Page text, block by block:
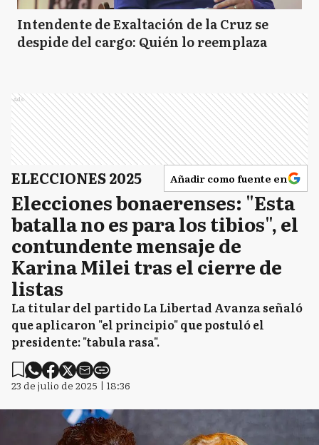
Intendente de Exaltación de la Cruz se
despide del cargo: Quién lo reemplaza
Ads
ELECCIONES 2025 Añadir como fuente en
Elecciones bonaerenses: "Esta
batalla no es para los tibios", el
contundente mensaje de
Karina Milei tras el cierre de
listas
La titular del partido La Libertad Avanza señaló
que aplicaron "el principio" que postuló el
presidente: "tabula rasa".
23 de julio de 2025 | 18:36